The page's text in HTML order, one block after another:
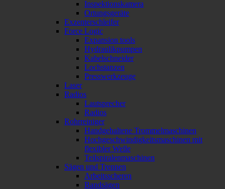
Inspektionskamera
Ortungsgeräte
Exzenterschleifer
Force Logic
Expansion tools
Hydraulikpumpen
Kabelschneider
Lochstanzen
Presswerkzeuge
Laser
Radios
Lautsprecher
Radios
Rohrreiniger
Handgehaltene Trommelmaschinen
Hochgeschwindigkeitsmaschinen mit
flexibler Welle
Teilspiralenmaschinen
Sägen und Trennen
Arbeitsscheren
Bandsägen